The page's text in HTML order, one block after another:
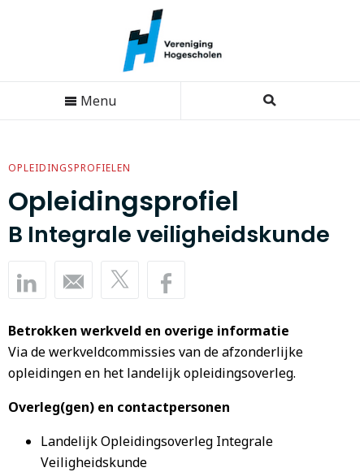
Menu
OPLEIDINGSPROFIELEN
Opleidingsprofiel
B Integrale veiligheidskunde
Betrokken werkveld en overige informatie
Via de werkveldcommissies van de afzonderlijke
opleidingen en het landelijk opleidingsoverleg.
Overleg(gen) en contactpersonen
Landelijk Opleidingsoverleg Integrale
Veiligheidskunde